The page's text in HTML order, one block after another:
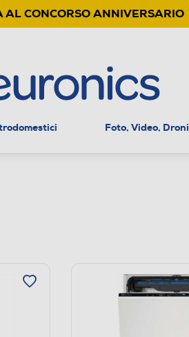
AL CONCORSO ANNIVERSARIO
Foto, Video, Droni